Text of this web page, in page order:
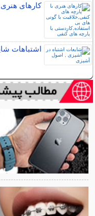
کارهای
اشتباهات